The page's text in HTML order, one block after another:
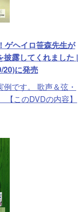
ゲヘイロ笹森先生が
披露してくれました |
20)に発売
です。 歌声＆弦・
このDVDの内容】